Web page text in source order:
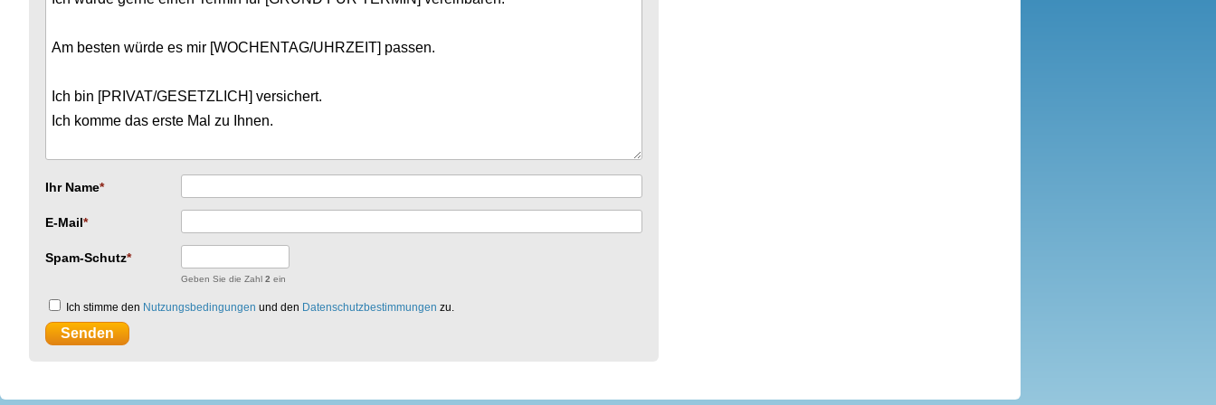
Ihr Name
E-Mail
Spam-Schutz
Geben Sie die Zahl 2 ein
Ich stimme den Nutzungsbedingungen und den Datenschutzbestimmungen zu.